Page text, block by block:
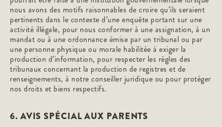
nous avons des motifs raisonnables de croire qu’ils seraient
pertinents dans le contexte d’une enquête portant sur une
activité illégale, pour nous conformer à une assignation, à un
mandat ou à une ordonnance émise par un tribunal ou par
une personne physique ou morale habilitée à exiger la
production d’information, pour respecter les règles des
tribunaux concernant la production de registres et de
renseignements, à notre conseiller juridique ou pour protéger
nos droits et biens respectifs.
6. AVIS SPÉCIAL AUX PARENTS